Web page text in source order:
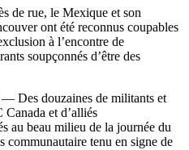
de rue, le Mexique et son
ont été reconnus coupables
à l’encontre de
soupçonnés d’être des
Des douzaines de militants et
et d’alliés
au beau milieu de la journée du
communautaire tenu en signe de